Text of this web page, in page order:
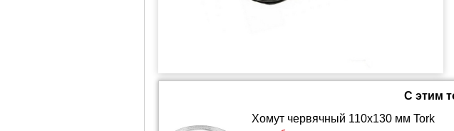
С этим
Хомут червячный 110х130 мм Tork